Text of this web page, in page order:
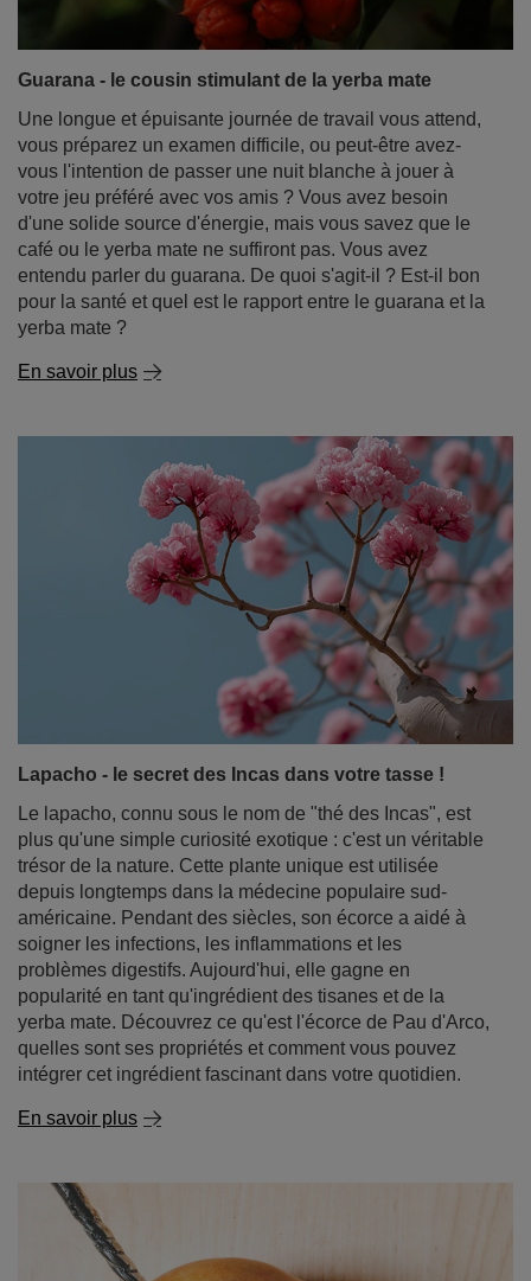
soin de votre stock. Lisez ce qui suit pour éviter toute
déception lors de votre prochaine séance de brassage et
feuille !
En savoir plus
Guarana - le cousin stimulant de la yerba mate
Une longue et épuisante journée de travail vous attend,
vous préparez un examen difficile, ou peut-être avez-
vous l'intention de passer une nuit blanche à jouer à
votre jeu préféré avec vos amis ? Vous avez besoin
d'une solide source d'énergie, mais vous savez que le
café ou le yerba mate ne suffiront pas. Vous avez
entendu parler du guarana. De quoi s'agit-il ? Est-il bon
yerba mate ?
En savoir plus
Lapacho - le secret des Incas dans votre tasse !
Le lapacho, connu sous le nom de "thé des Incas", est